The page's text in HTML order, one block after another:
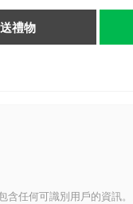
禮物
任何可識別用戶的資訊。